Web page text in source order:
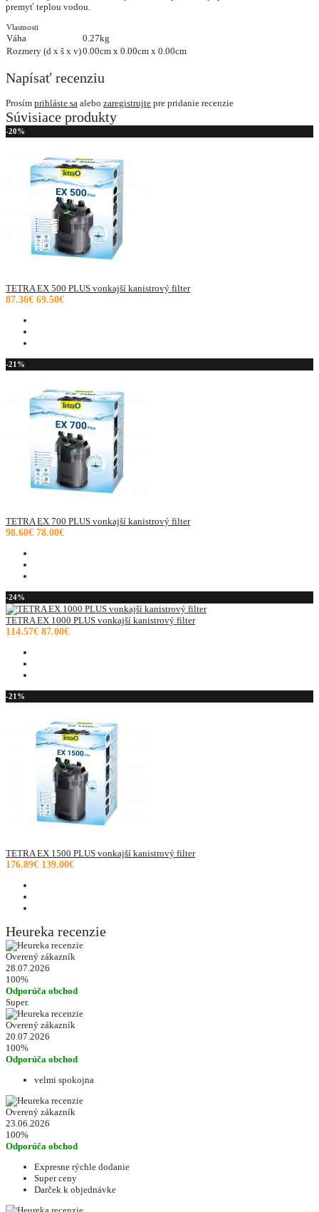
premyť teplou vodou.
Vlastnosti
Váha
0.27kg
Rozmery (d x š x v)0.00cm x 0.00cm x 0.00cm
Napísať recenziu
Prosím prihláste sa alebo zaregistrujte pre pridanie recenzie
Súvisiace produkty
-20%
TETRA EX 500 PLUS vonkajší kanistrový filter
87.36€ 69.50€
-21%
TETRA EX 700 PLUS vonkajší kanistrový filter
98.60€ 78.00€
-24%
TETRA EX 1000 PLUS vonkajší kanistrový filter
114.57€ 87.00€
-21%
TETRA EX 1500 PLUS vonkajší kanistrový filter
176.89€ 139.00€
Heureka recenzie
Overený zákazník
28.07.2026
100%
Odporúča obchod
Super.
Overený zákazník
20.07.2026
100%
Odporúča obchod
velmi spokojna
Overený zákazník
23.06.2026
100%
Odporúča obchod
Expresne rýchle dodanie
Super ceny
Darček k objednávke